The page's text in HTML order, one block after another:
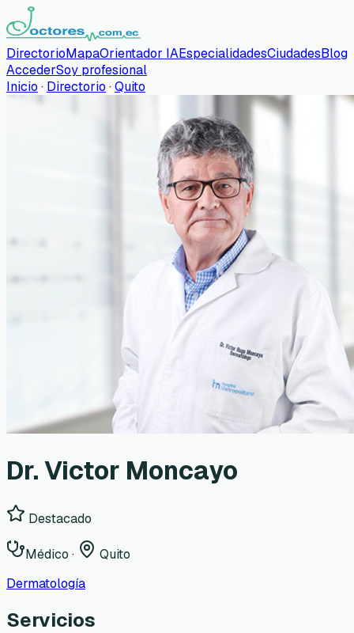
DirectorioMapaOrientador IAEspecialidadesCiudadesBlog
AccederSoy profesional
Inicio · Directorio ·Quito
Dr. Victor Moncayo
Destacado
Médico ·
Quito
Dermatología
Servicios